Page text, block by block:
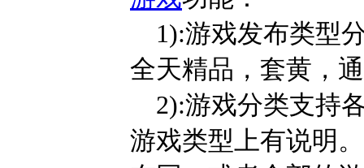
1):游戏发布类型
全天精品，套黄，
2):游戏分类支持
游戏类型上有说明